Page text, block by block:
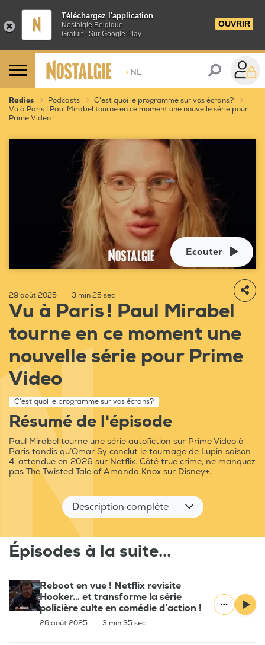
Téléchargez l'application
Nostalgie Belgique
Gratuit - Sur Google Play
OUVRIR
> NL
Radios Podcasts
C'est quoi le programme sur vos écrans?
Vu à Paris ! Paul Mirabel tourne en ce moment une nouvelle série pour
Prime Video
Ecouter
29 août 2025 3 min 25 sec
Vu à Paris ! Paul Mirabel
tourne en ce moment une
nouvelle série pour Prime
Video
C'est quoi le programme sur vos écrans?
Résumé de l'épisode
Paul Mirabel tourne une série autofiction sur Prime Video à
Paris tandis qu’Omar Sy conclut le tournage de Lupin saison
4, attendue en 2026 sur Netflix. Côté true crime, ne manquez
pas The Twisted Tale of Amanda Knox sur Disney+.
Description complète
Épisodes à la suite...
Reboot en vue ! Netflix revisite
Hooker… et transforme la série
policière culte en comédie d’action !
26 août 2025 3 min 35 sec